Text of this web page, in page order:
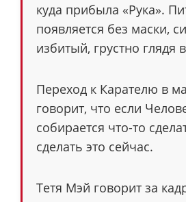
куда прибыла «Рука».
появляется без маски,
избитый, грустно глядя
Переход к Карателю в
говорит, что если
собирается что-то
сделать это сейчас.
Тетя Мэй говорит за